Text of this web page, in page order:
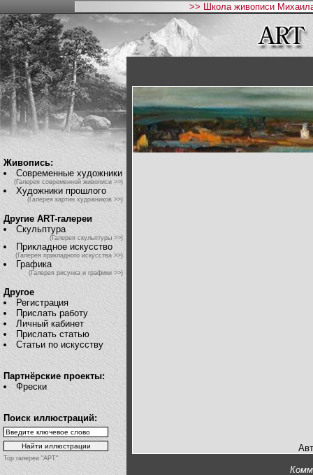
>> Школа живописи
Живопись:
Современные художники
(Галерея современной живописи >>)
Художники прошлого
(Галерея картин художников >>)
Другие ART-галереи
Скульптура
(Галерея скульптуры >>)
Прикладное искусство
(Галерея прикладного искусства >>)
Графика
(Галерея рисунка и графики >>)
Другое
Регистрация
Прислать работу
Личный кабинет
Прислать статью
Статьи по искусству
Партнёрские проекты:
Фрески
Поиск иллюстраций:
Top галереи "АРТ"